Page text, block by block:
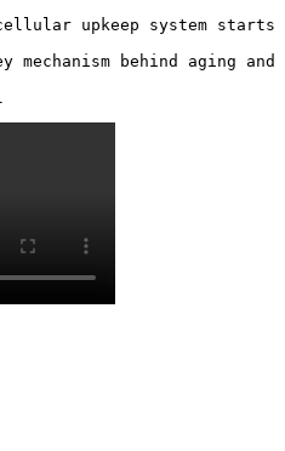
upkeep system starts
mechanism behind aging